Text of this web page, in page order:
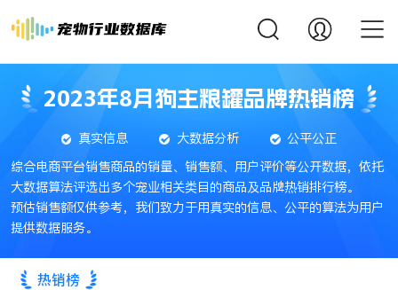
2023年8月狗主粮罐品牌热销榜
真实信息 大数据分析
公平公正
综合电商平台销售商品的销量、销售额、用户评价等公开数据，依托
大数据算法评选出多个宠业相关类目的商品及品牌热销排行榜。
预估销售额仅供参考，我们致力于用真实的信息、公平的算法为用户
提供数据服务。
热销榜